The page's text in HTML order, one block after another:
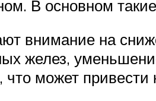
В основном
внимание на
желез,
что может